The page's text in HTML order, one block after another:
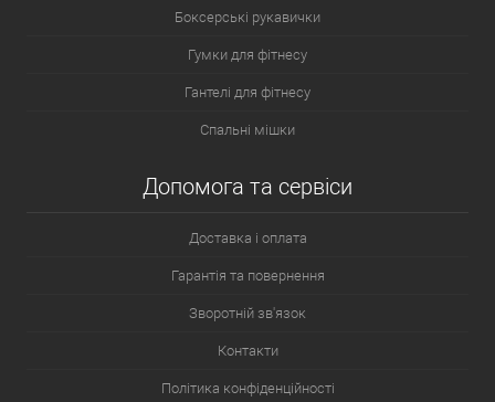
Боксерські рукавички
Гумки для фітнесу
Гантелі для фітнесу
Спальні мішки
Допомога та сервіси
Доставка і оплата
Гарантія та повернення
Зворотній зв'язок
Контакти
Політика конфіденційності